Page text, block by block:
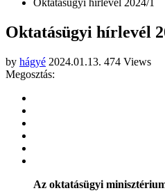
Oktatásügyi hírlevél 2024/1
Oktatásügyi hírlevél
by hágyé 2024.01.13. 474 Views
Megosztás:
Az oktatásügyi